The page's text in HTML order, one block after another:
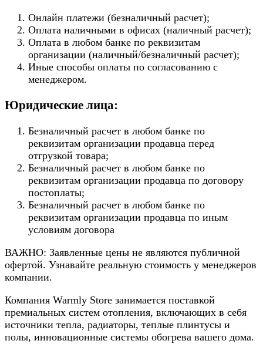
Онлайн платежи (безналичный расчет);
Оплата наличными в офисах (наличный расчет);
Оплата в любом банке по реквизитам
организации (наличный/безналичный расчет);
Иные способы оплаты по согласованию с
менеджером.
Юридические лица:
Безналичный расчет в любом банке по
реквизитам организации продавца перед
отгрузкой товара;
Безналичный расчет в любом банке по
реквизитам организации продавца по договору
постоплаты;
Безналичный расчет в любом банке по
реквизитам организации продавца по иным
условиям договора
ВАЖНО: Заявленные цены не являются публичной
офертой. Узнавайте реальную стоимость у менеджеров
компании.
Компания Warmly Store занимается поставкой
премиальных систем отопления, включающих в себя
источники тепла, радиаторы, теплые плинтусы и
полы, инновационные системы обогрева вашего дома.